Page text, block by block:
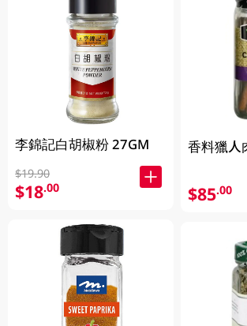
李錦記白胡椒粉 27GM
$19.90
$18.00
香料獵人
$85.00